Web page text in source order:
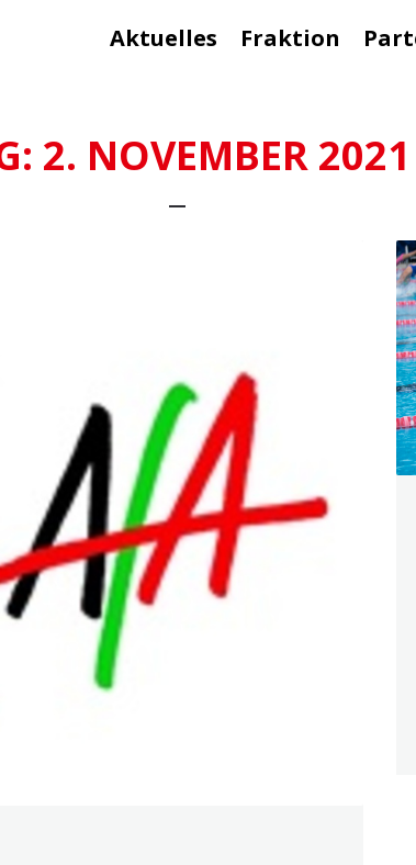
Aktuelles Fraktion
2. NOVEMBER 2021